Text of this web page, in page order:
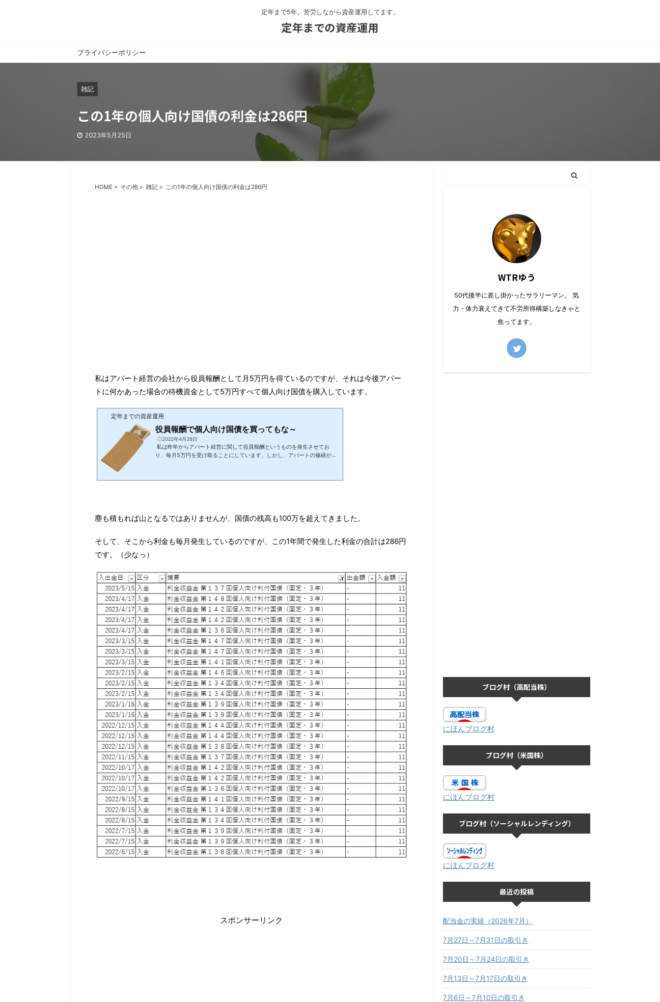
定年まで5年。苦労しながら資産運用してます。
定年までの資産運用
プライバシーポリシー
雑記
この1年の個人向け国債の利金は286円
2023年5月25日
HOME > その他 > 雑記 > この1年の個人向け国債の利金は286円
私はアパート経営の会社から役員報酬として月5万円を得ているのですが、それは今後アパー
トに何かあった場合の待機資金として5万円すべて個人向け国債を購入しています。
定年までの資産運用
役員報酬で個人向け国債を買ってもな～
2022年4月28日
私は昨年からアパート経営に関して役員報酬というものを発生させてお
り、毎月5万円を受け取ることにしています。しかし、アパートの修繕が必
す。 約10カ月たち残高も50万円程度となりましたが、利率0.05%ですか
塵も積もれば山となるではありませんが、国債の残高も100万を超えてきました。
そして、そこから利金も毎月発生しているのですが、この1年間で発生した利金の合計は286円
です。（少なっ）
スポンサーリンク
WTRゆう
50代後半に差し掛かったサラリーマン。 気
力・体力衰えてきて不労所得構築しなきゃと
焦ってます。
ブログ村（高配当株）
にほんブログ村
ブログ村（米国株）
にほんブログ村
ブログ村（ソーシャルレンディング）
にほんブログ村
最近の投稿
配当金の実績（2026年7月）
7月27日～7月31日の取引き
7月20日～7月24日の取引き
7月13日～7月17日の取引き
7月6日～7月10日の取引き